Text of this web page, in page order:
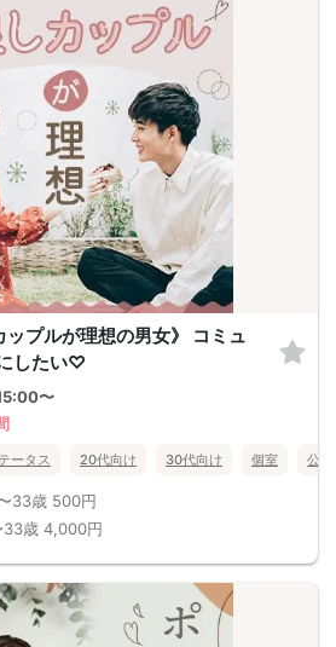
ップルが理想の男女》 コミュ
したい♡
〜
ータス 20代向け 30代向け 個室 公
33歳 500円
33歳 4,000円